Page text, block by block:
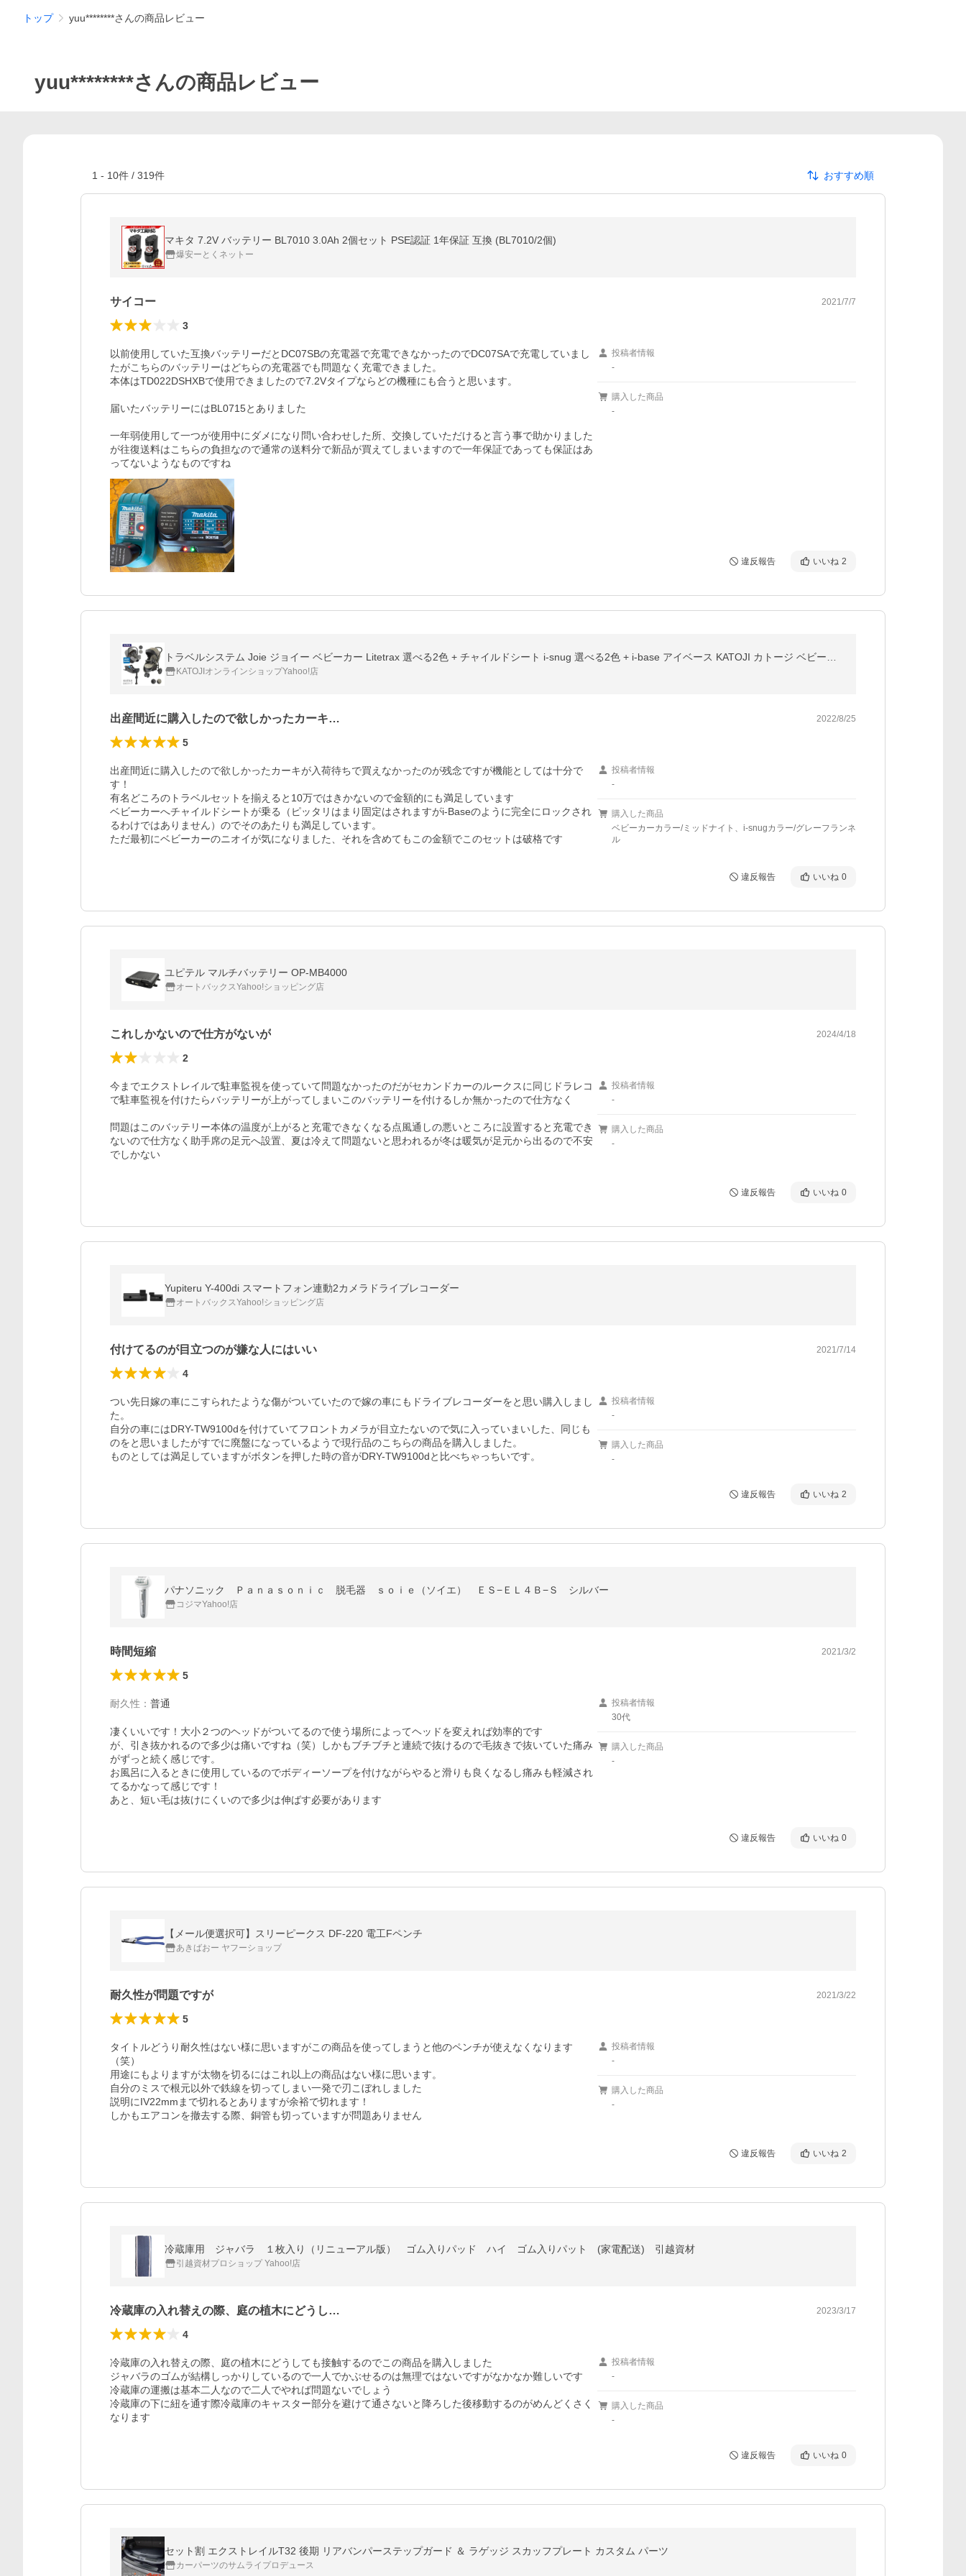
トップ yuu********さんの商品レビュー
yuu********さんの商品レビュー
1 - 10件 / 319件 おすすめ順
マキタ 7.2V バッテリー BL7010 3.0Ah 2個セット PSE認証 1年保証 互換 (BL7010/2個)
爆安ーとくネットー
サイコー 2021/7/7
3
以前使用していた互換バッテリーだとDC07SBの充電器で充電できなかったのでDC07SAで充電していまし
たがこちらのバッテリーはどちらの充電器でも問題なく充電できました。
本体はTD022DSHXBで使用できましたので7.2Vタイプならどの機種にも合うと思います。
届いたバッテリーにはBL0715とありました
一年弱使用して一つが使用中にダメになり問い合わせした所、交換していただけると言う事で助かりました
が往復送料はこちらの負担なので通常の送料分で新品が買えてしまいますので一年保証であっても保証はあ
ってないようなものですね
投稿者情報
-
購入した商品
-
違反報告 いいね 2
KATOJIオンラインショップYahoo!店
出産間近に購入したので欲しかったカーキ… 2022/8/25
5
出産間近に購入したので欲しかったカーキが入荷待ちで買えなかったのが残念ですが機能としては十分で
す！
有名どころのトラベルセットを揃えると10万ではきかないので金額的にも満足しています
ベビーカーへチャイルドシートが乗る（ピッタリはまり固定はされますがi-Baseのように完全にロックされ
るわけではありません）のでそのあたりも満足しています。
ただ最初にベビーカーのニオイが気になりました、それを含めてもこの金額でこのセットは破格です
投稿者情報
-
購入した商品
ベビーカーカラー/ミッドナイト、i-snugカラー/グレーフランネ
ル
違反報告 いいね 0
ユピテル マルチバッテリー OP-MB4000
オートバックスYahoo!ショッピング店
これしかないので仕方がないが 2024/4/18
2
今までエクストレイルで駐車監視を使っていて問題なかったのだがセカンドカーのルークスに同じドラレコ
で駐車監視を付けたらバッテリーが上がってしまいこのバッテリーを付けるしか無かったので仕方なく
問題はこのバッテリー本体の温度が上がると充電できなくなる点風通しの悪いところに設置すると充電でき
ないので仕方なく助手席の足元へ設置、夏は冷えて問題ないと思われるが冬は暖気が足元から出るので不安
でしかない
投稿者情報
-
購入した商品
-
違反報告 いいね 0
Yupiteru Y-400di スマートフォン連動2カメラドライブレコーダー
オートバックスYahoo!ショッピング店
付けてるのが目立つのが嫌な人にはいい 2021/7/14
4
つい先日嫁の車にこすられたような傷がついていたので嫁の車にもドライブレコーダーをと思い購入しまし
た。
自分の車にはDRY-TW9100dを付けていてフロントカメラが目立たないので気に入っていまいした、同じも
のをと思いましたがすでに廃盤になっているようで現行品のこちらの商品を購入しました。
ものとしては満足していますがボタンを押した時の音がDRY-TW9100dと比べちゃっちいです。
投稿者情報
-
購入した商品
-
違反報告 いいね 2
パナソニック Ｐａｎａｓｏｎｉｃ 脱毛器 ｓｏｉｅ（ソイエ） ＥＳ−ＥＬ４Ｂ−Ｓ シルバー
コジマYahoo!店
時間短縮 2021/3/2
5
耐久性 ： 普通
凄くいいです！大小２つのヘッドがついてるので使う場所によってヘッドを変えれば効率的です
が、引き抜かれるので多少は痛いですね（笑）しかもブチブチと連続で抜けるので毛抜きで抜いていた痛み
がずっと続く感じです。
お風呂に入るときに使用しているのでボディーソープを付けながらやると滑りも良くなるし痛みも軽減され
てるかなって感じです！
あと、短い毛は抜けにくいので多少は伸ばす必要があります
投稿者情報
30代
購入した商品
-
違反報告 いいね 0
【メール便選択可】スリーピークス DF-220 電工Fペンチ
あきばおー ヤフーショップ
耐久性が問題ですが 2021/3/22
5
タイトルどうり耐久性はない様に思いますがこの商品を使ってしまうと他のペンチが使えなくなります
（笑）
用途にもよりますが太物を切るにはこれ以上の商品はない様に思います。
自分のミスで根元以外で鉄線を切ってしまい一発で刃こぼれしました
説明にIV22mmまで切れるとありますが余裕で切れます！
しかもエアコンを撤去する際、銅管も切っていますが問題ありません
投稿者情報
-
購入した商品
-
違反報告 いいね 2
冷蔵庫用 ジャバラ １枚入り（リニューアル版） ゴム入りパッド ハイ ゴム入りパット (家電配送) 引越資材
引越資材プロショップ Yahoo!店
冷蔵庫の入れ替えの際、庭の植木にどうし… 2023/3/17
4
冷蔵庫の入れ替えの際、庭の植木にどうしても接触するのでこの商品を購入しました
ジャバラのゴムが結構しっかりしているので一人でかぶせるのは無理ではないですがなかなか難しいです
冷蔵庫の運搬は基本二人なので二人でやれば問題ないでしょう
冷蔵庫の下に紐を通す際冷蔵庫のキャスター部分を避けて通さないと降ろした後移動するのがめんどくさく
なります
投稿者情報
-
購入した商品
-
違反報告 いいね 0
セット割 エクストレイルT32 後期 リアバンパーステップガード ＆ ラゲッジ スカッフプレート カスタム パーツ
カーパーツのサムライプロデュース